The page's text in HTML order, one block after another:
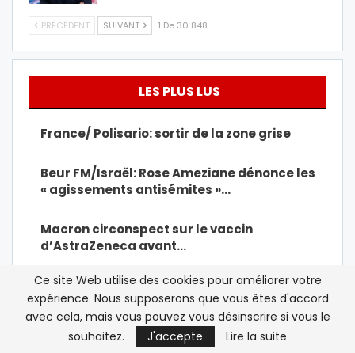
PRÉCÉDENT SUIVANT 1 De 30 848
LES PLUS LUS
France/ Polisario: sortir de la zone grise
Beur FM/Israël: Rose Ameziane dénonce les
« agissements antisémites »…
Macron circonspect sur le vaccin
d’AstraZeneca avant…
Le Roi Mohammed VI reçoit la première dose
du vaccin contre la…
Deux animateurs de Beur FM sanctionnés
Ce site Web utilise des cookies pour améliorer votre
expérience. Nous supposerons que vous êtes d'accord
avec cela, mais vous pouvez vous désinscrire si vous le
souhaitez.
J'accepte Lire la suite